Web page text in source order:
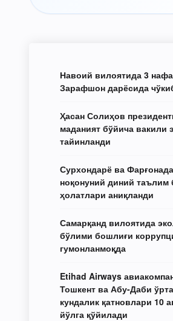
Навоий вилоятида 3
Зарафшон дарёсида
Ҳасан Солиҳов
маданият бўйича вакили
тайинланди
Сурхондарё ва
ноқонуний диний таълим
ҳолатлари аниқланди
Самарқанд вилоятида
бўлими бошлиғи
гумонланмоқда
Etihad Airways
Тошкент ва Абу-Даби
кундалик қатновлари 10
йўлга қўйилади